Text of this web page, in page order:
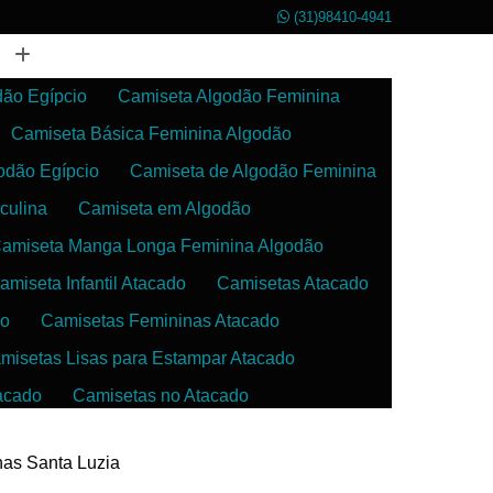
(31)98410-4941
Egípcio
Camiseta Algodão Feminina
Camiseta Básica Feminina Algodão
Egípcio
Camiseta de Algodão Feminina
Camiseta em Algodão
Manga Longa Feminina Algodão
Infantil Atacado
Camisetas Atacado
Camisetas Femininas Atacado
Lisas para Estampar Atacado
Camisetas no Atacado
Confecção de Roupas
Santa Luzia